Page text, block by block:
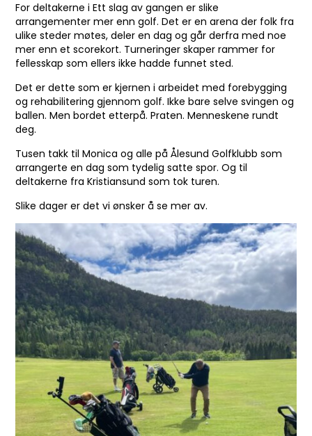
For deltakerne i Ett slag av gangen er slike
arrangementer mer enn golf. Det er en arena der folk fra
ulike steder møtes, deler en dag og går derfra med noe
mer enn et scorekort. Turneringer skaper rammer for
fellesskap som ellers ikke hadde funnet sted.
Det er dette som er kjernen i arbeidet med forebygging
og rehabilitering gjennom golf. Ikke bare selve svingen og
ballen. Men bordet etterpå. Praten. Menneskene rundt
deg.
Tusen takk til Monica og alle på Ålesund Golfklubb som
arrangerte en dag som tydelig satte spor. Og til
deltakerne fra Kristiansund som tok turen.
Slike dager er det vi ønsker å se mer av.